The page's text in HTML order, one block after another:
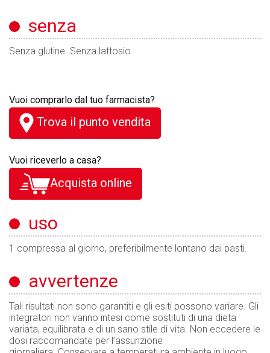
senza
Senza glutine. Senza lattosio
Vuoi comprarlo dal tuo farmacista?
Trova il punto vendita
Vuoi riceverlo a casa?
Acquista online
uso
1 compressa al giorno, preferibilmente lontano dai pasti.
avvertenze
Tali risultati non sono garantiti e gli esiti possono variare. Gli
integratori non vanno intesi come sostituti di una dieta
variata, equilibrata e di un sano stile di vita. Non eccedere le
dosi raccomandate per l’assunzione